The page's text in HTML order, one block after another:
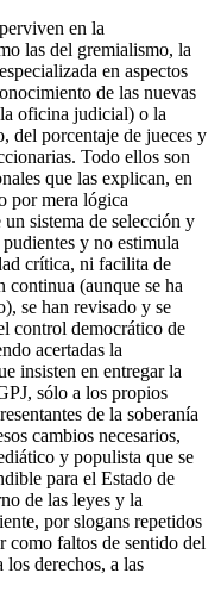
en la
las del gremialismo, la
en aspectos
de las nuevas
oficina judicial) o la
del porcentaje de jueces y
Todo ellos son
que las explican, en
por mera lógica
sistema de selección y
y no estimula
crítica, ni facilita de
continua (aunque se ha
se han revisado y se
control democrático de
acertadas la
insisten en entregar la
sólo a los propios
de la soberanía
cambios necesarios,
y populista que se
para el Estado de
de las leyes y la
por slogans repetidos
como faltos de sentido del
los derechos, a las